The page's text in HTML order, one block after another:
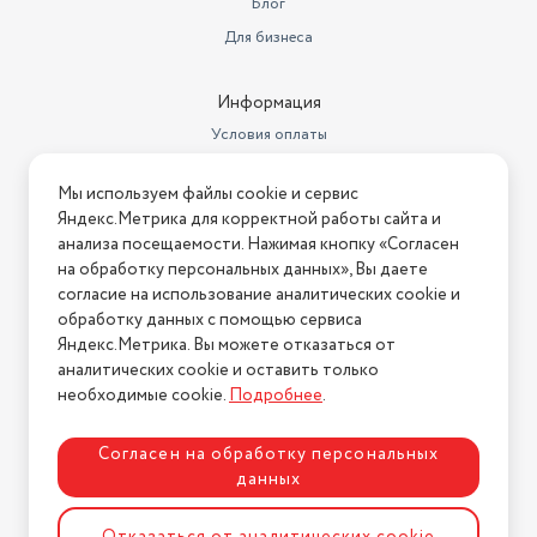
есть
Беспроводной
есть
Напряжение питания
100-240 В / 50-60 Гц
Цвет товара
серый
Место для хранения насадок
есть
Объем пылесборника
0.6 л
Вес (кг)
3.3
Насадки в комплекте
насадка 2 в 1, турбощетка,
щелевая насадка
Для бизнеса
Информация
Условия оплаты
Условия возврата
Нашли ошибку на сайте? Напишите нам
2026 © Интернет-магазин "АстМаркет". У нас есть всё!
Политика конфиденциальности
Разработка сайтаASTDESIGN
Мы используем файлы cookie и сервис
Яндекс.Метрика для корректной работы сайта и
анализа посещаемости. Нажимая кнопку «Согласен
на обработку персональных данных», Вы даете
согласие на использование аналитических cookie и
обработку данных с помощью сервиса
Яндекс.Метрика. Вы можете отказаться от
аналитических cookie и оставить только
необходимые cookie.Подробнее.
Согласен на обработку персональных
данных